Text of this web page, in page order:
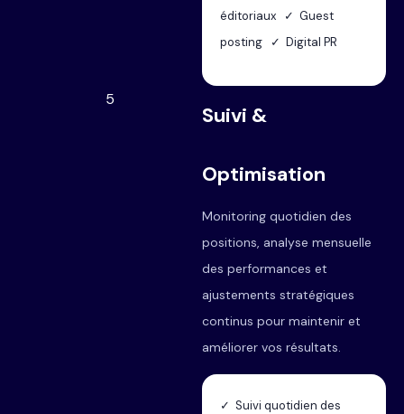
éditoriaux ✓ Guest
posting ✓ Digital PR
5
Suivi &
Optimisation
Monitoring quotidien des
positions, analyse mensuelle
des performances et
ajustements stratégiques
continus pour maintenir et
améliorer vos résultats.
✓ Suivi quotidien des